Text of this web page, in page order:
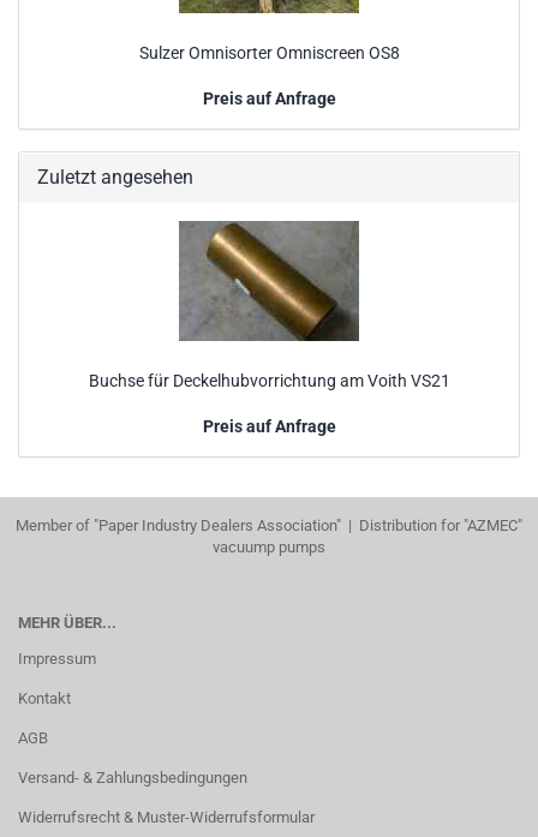
Sulzer Omnisorter Omniscreen OS8
Preis auf Anfrage
Zuletzt angesehen
Buchse für Deckelhubvorrichtung am Voith VS21
Preis auf Anfrage
Member of "Paper Industry Dealers Association" | Distribution for "AZMEC"
vacuump pumps
MEHR ÜBER...
Impressum
Kontakt
AGB
Versand- & Zahlungsbedingungen
Widerrufsrecht & Muster-Widerrufsformular